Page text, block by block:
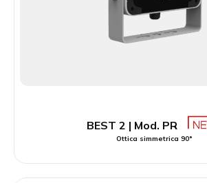
BEST 2 | Mod. PR
Ottica simmetrica 90°